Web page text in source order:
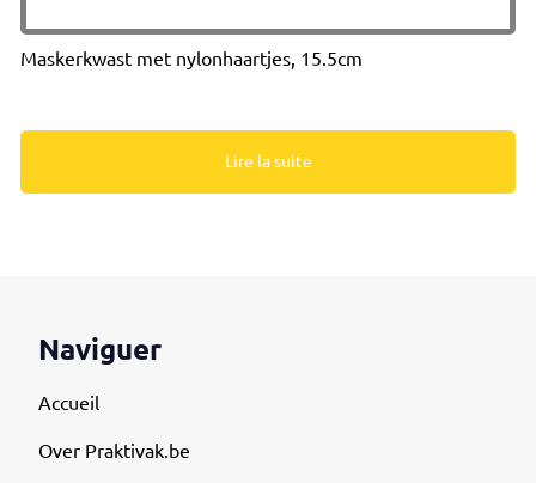
Maskerkwast met nylonhaartjes, 15.5cm
Lire la suite
Naviguer
Accueil
Over Praktivak.be